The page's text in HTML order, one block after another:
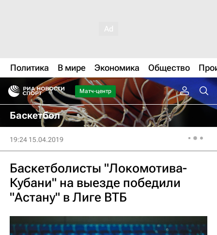
Политика В мире Экономика Общество
Матч-центр
Баскетбол
19:24 15.04.2019
Баскетболисты "Локомотива-
Кубани" на выезде победили
"Астану" в Лиге ВТБ